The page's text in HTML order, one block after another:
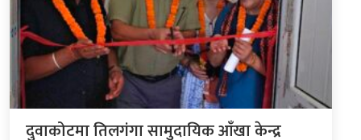
दुवाकोटमा तिलगंगा सामुदायिक आँखा केन्द्र